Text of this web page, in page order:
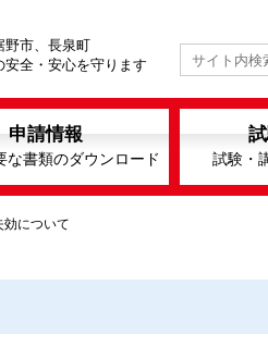
野市、長泉町
安全・安心を守ります
申請情報
な書類のダウンロード 試験・
効について